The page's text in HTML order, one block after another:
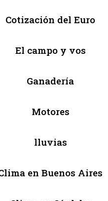
Cotización del Euro
El campo y vos
Ganadería
Motores
lluvias
en Buenos Aires